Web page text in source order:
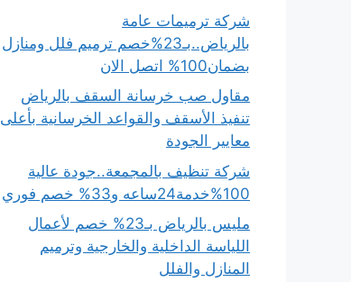
شركة ترميمات عامة
بالرياض..بـ23%خصم ترميم فلل ومنازل
بضمان100% اتصل الان
مقاول صب خرسانة السقف بالرياض
تنفيذ الأسقف والقواعد الخرسانية بأعلى
معايير الجودة
شركة تنظيف بالمجمعة..جودة عالية
100%خدمة24ساعه و33% خصم فوري
مليس بالرياض بـ23% خصم لأعمال
اللياسة الداخلية والخارجية وترميم
المنازل والفلل